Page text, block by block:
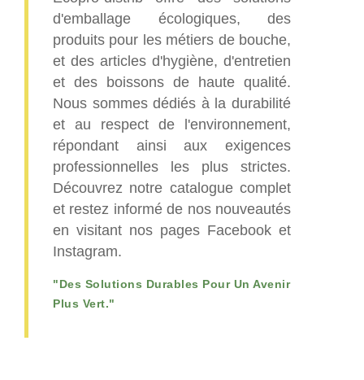
d'emballage écologiques, des
produits pour les métiers de bouche,
et des articles d'hygiène, d'entretien
et des boissons de haute qualité.
Nous sommes dédiés à la durabilité
et au respect de l'environnement,
répondant ainsi aux exigences
professionnelles les plus strictes.
Découvrez notre catalogue complet
et restez informé de nos nouveautés
en visitant nos pages Facebook et
Instagram.
"Des Solutions Durables Pour Un Avenir
Plus Vert."